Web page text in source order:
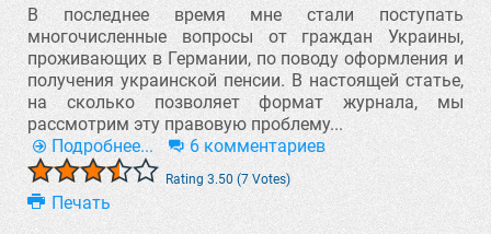
В последнее время мне стали поступать
многочисленные вопросы от граждан Украины,
проживающих в Германии, по поводу оформления и
получения украинской пенсии. В настоящей статье,
на сколько позволяет формат журнала, мы
рассмотрим эту правовую проблему...
Подробнее...
6 комментариев
Rating 3.50 (7 Votes)
Печать